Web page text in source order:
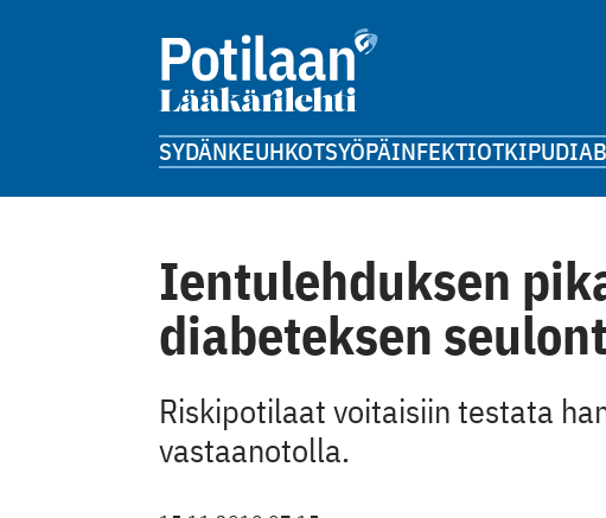
SYDÄNKEUHKOTSYÖPÄINFEKTIOTKIPU
Ientulehduksen
diabeteksen
Riskipotilaat voitaisiin testata
vastaanotolla.